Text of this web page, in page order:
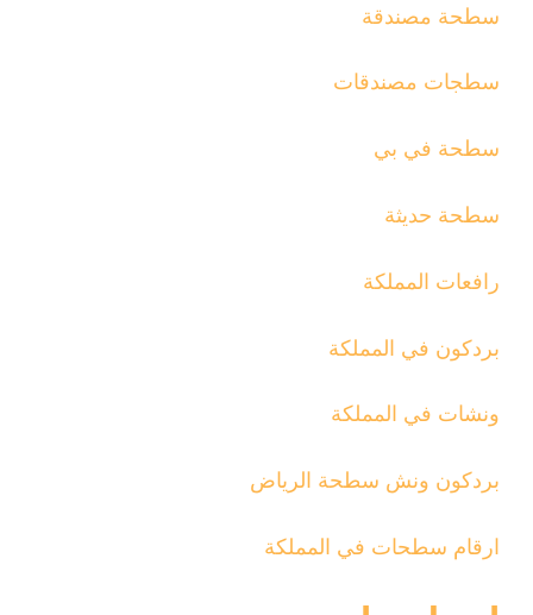
سطحة مصندقة
سطجات مصندقات
سطحة في بي
سطحة حديثة
رافعات المملكة
بردكون في المملكة
ونشات في المملكة
بردكون ونش سطحة الرياض
ارقام سطحات في المملكة